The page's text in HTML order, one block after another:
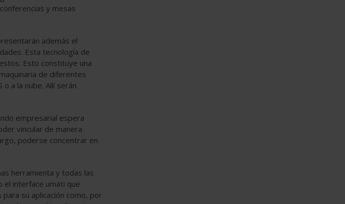
y mesas
además el
Esta tecnología de
Esto constituye una
de diferentes
a la nube. Allí serán
empresarial espera
vincular de manera
poderse concentrar en
herramienta y todas las
el interface umati que
su aplicación como, por